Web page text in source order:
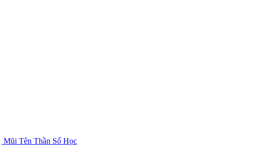
Mũi Tên Thần Số Học